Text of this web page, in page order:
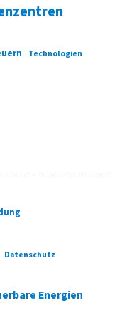
Technologien
Datenschutz
Energien